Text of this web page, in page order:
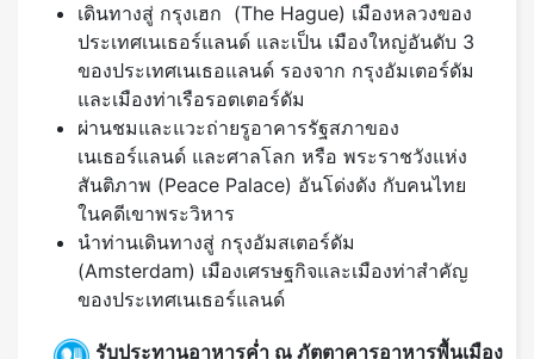
เดินทางสู่ กรุงเฮก (The Hague) เมืองหลวงของ
ประเทศเนเธอร์แลนด์ และเป็น เมืองใหญ่อันดับ 3
ของประเทศเนเธอแลนด์ รองจาก กรุงอัมเตอร์ดัม
และเมืองท่าเรือรอตเตอร์ดัม
ผ่านชมและแวะถ่ายรูอาคารรัฐสภาของ
เนเธอร์แลนด์ และศาลโลก หรือ พระราชวังแห่ง
สันติภาพ (Peace Palace) อันโด่งดัง กับคนไทย
ในคดีเขาพระวิหาร
นำท่านเดินทางสู่ กรุงอัมสเตอร์ดัม
(Amsterdam) เมืองเศรษฐกิจและเมืองท่าสำคัญ
ของประเทศเนเธอร์แลนด์
รับประทานอาหารค่ำ ณ ภัตตาคารอาหารพื้นเมือง